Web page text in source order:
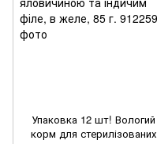
Упаковка 12 шт! Вологий
корм для стерилізованих